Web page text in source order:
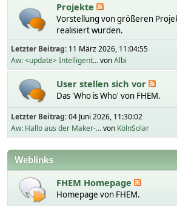
Projekte
Vorstellung von größeren
realisiert wurden.
Letzter Beitrag: 11 März 2026, 11:04:55
Aw: <update> Intelligent...vonAlbi
User stellen sich vor
Das 'Who is Who' von FHEM.
Letzter Beitrag:04 Juni 2026, 11:30:02
Aw: Hallo aus der Maker-...von KölnSolar
Weblinks
FHEM Homepage
Homepage von FHEM.